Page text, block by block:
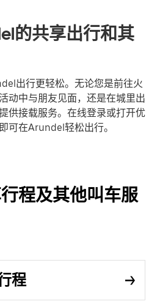
的共享出行和其
出行更轻松。无论您是前往火
动中与朋友见面，还是在城里出
供接载服务。在线登录或打开优
可在Arundel轻松出行。
程及其他叫车服
程